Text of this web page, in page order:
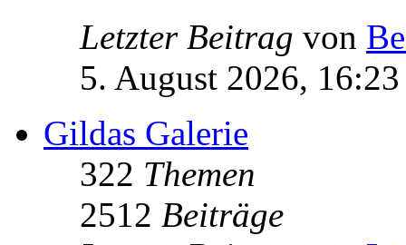
Letzter Beitrag von
5. August 2026, 16:23
Gildas Galerie
322 Themen
2512 Beiträge